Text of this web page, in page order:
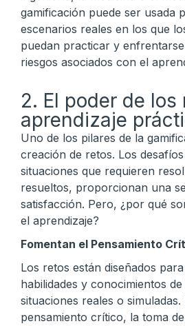
gamificación puede ser usada
escenarios reales en los que
puedan practicar y
riesgos asociados con el
2. El poder de los
aprendizaje
Uno de los pilares de la
creación de retos. Los
situaciones que requieren
resueltos, proporcionan una
satisfacción. Pero, ¿por qué
el aprendizaje?
Fomentan el Pensamiento
Los retos están diseñados
habilidades y conocimientos
situaciones reales o
pensamiento crítico, la toma